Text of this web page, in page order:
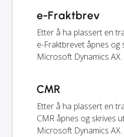
e-Fraktbrev
Etter å ha plassert en
e-Fraktbrevet åpnes og
Microsoft Dynamics AX.
CMR
Etter å ha plassert en
CMR åpnes og skrives
Microsoft Dynamics AX.